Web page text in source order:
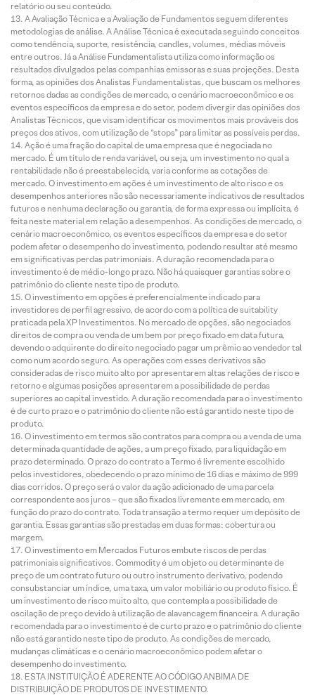
relatório ou seu conteúdo.
A Avaliação Técnica e a Avaliação de Fundamentos seguem diferentes
metodologias de análise. A Análise Técnica é executada seguindo conceitos
como tendência, suporte, resistência, candles, volumes, médias móveis
entre outros. Já a Análise Fundamentalista utiliza como informação os
resultados divulgados pelas companhias emissoras e suas projeções. Desta
forma, as opiniões dos Analistas Fundamentalistas, que buscam os melhores
retornos dadas as condições de mercado, o cenário macroeconômico e os
eventos específicos da empresa e do setor, podem divergir das opiniões dos
Analistas Técnicos, que visam identificar os movimentos mais prováveis dos
preços dos ativos, com utilização de “stops” para limitar as possíveis perdas.
Ação é uma fração do capital de uma empresa que é negociada no
mercado. É um título de renda variável, ou seja, um investimento no qual a
rentabilidade não é preestabelecida, varia conforme as cotações de
mercado. O investimento em ações é um investimento de alto risco e os
desempenhos anteriores não são necessariamente indicativos de resultados
futuros e nenhuma declaração ou garantia, de forma expressa ou implícita, é
feita neste material em relação a desempenhos. As condições de mercado, o
cenário macroeconômico, os eventos específicos da empresa e do setor
podem afetar o desempenho do investimento, podendo resultar até mesmo
em significativas perdas patrimoniais. A duração recomendada para o
investimento é de médio-longo prazo. Não há quaisquer garantias sobre o
patrimônio do cliente neste tipo de produto.
O investimento em opções é preferencialmente indicado para
investidores de perfil agressivo, de acordo com a política de suitability
praticada pela XP Investimentos. No mercado de opções, são negociados
direitos de compra ou venda de um bem por preço fixado em data futura,
devendo o adquirente do direito negociado pagar um prêmio ao vendedor tal
como num acordo seguro. As operações com esses derivativos são
consideradas de risco muito alto por apresentarem altas relações de risco e
retorno e algumas posições apresentarem a possibilidade de perdas
superiores ao capital investido. A duração recomendada para o investimento
é de curto prazo e o patrimônio do cliente não está garantido neste tipo de
produto.
O investimento em termos são contratos para compra ou a venda de uma
determinada quantidade de ações, a um preço fixado, para liquidação em
prazo determinado. O prazo do contrato a Termo é livremente escolhido
pelos investidores, obedecendo o prazo mínimo de 16 dias e máximo de 999
dias corridos. O preço será o valor da ação adicionado de uma parcela
correspondente aos juros – que são fixados livremente em mercado, em
função do prazo do contrato. Toda transação a termo requer um depósito de
garantia. Essas garantias são prestadas em duas formas: cobertura ou
margem.
O investimento em Mercados Futuros embute riscos de perdas
patrimoniais significativos. Commodity é um objeto ou determinante de
preço de um contrato futuro ou outro instrumento derivativo, podendo
consubstanciar um índice, uma taxa, um valor mobiliário ou produto físico. É
um investimento de risco muito alto, que contempla a possibilidade de
oscilação de preço devido à utilização de alavancagem financeira. A duração
recomendada para o investimento é de curto prazo e o patrimônio do cliente
não está garantido neste tipo de produto. As condições de mercado,
mudanças climáticas e o cenário macroeconômico podem afetar o
desempenho do investimento.
ESTA INSTITUIÇÃO É ADERENTE AO CÓDIGO ANBIMA DE
DISTRIBUIÇÃO DE PRODUTOS DE INVESTIMENTO.